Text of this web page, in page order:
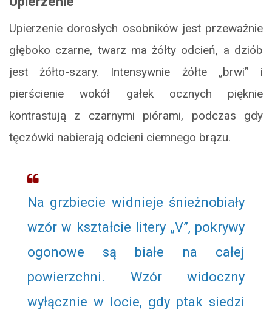
Upierzenie dorosłych osobników jest przeważnie
głęboko czarne, twarz ma żółty odcień, a dziób
jest żółto-szary. Intensywnie żółte „brwi” i
pierścienie wokół gałek ocznych pięknie
kontrastują z czarnymi piórami, podczas gdy
tęczówki nabierają odcieni ciemnego brązu.
Na grzbiecie widnieje śnieżnobiały
wzór w kształcie litery „V”, pokrywy
ogonowe są białe na całej
powierzchni. Wzór widoczny
wyłącznie w locie, gdy ptak siedzi